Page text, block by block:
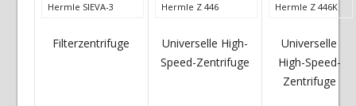
Hermle SIEVA-3
Filterzentrifuge
Hermle Z 446
Universelle High-
Speed-Zentrifuge
Hermle Z 446K
Universelle
High-Speed-
Zentrifuge